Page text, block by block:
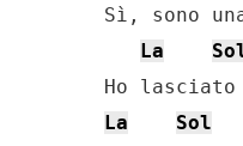
Sì, sono
La
La
Sol